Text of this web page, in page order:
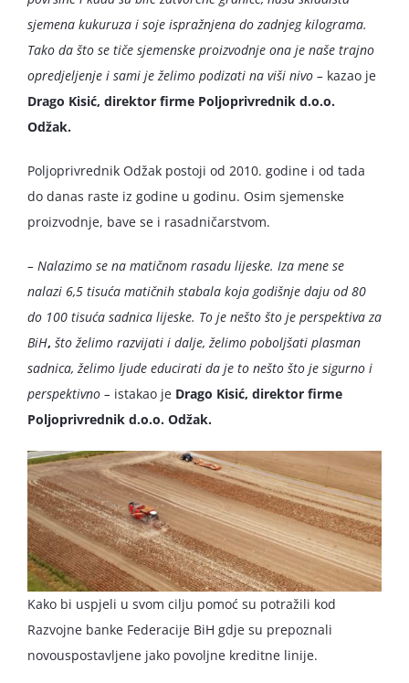
sjemena kukuruza i soje ispražnjena do zadnjeg kilograma.
Tako da što se tiče sjemenske proizvodnje ona je naše trajno
opredjeljenje i sami je želimo podizati na viši nivo – kazao je
Drago Kisić, direktor firme Poljoprivrednik d.o.o.
Odžak.
Poljoprivrednik Odžak postoji od 2010. godine i od tada
do danas raste iz godine u godinu. Osim sjemenske
proizvodnje, bave se i rasadničarstvom.
– Nalazimo se na matičnom rasadu lijeske. Iza mene se
nalazi 6,5 tisuća matičnih stabala koja godišnje daju od 80
do 100 tisuća sadnica lijeske. To je nešto što je perspektiva za
BiH, što želimo razvijati i dalje, želimo poboljšati plasman
sadnica, želimo ljude educirati da je to nešto što je sigurno i
perspektivno – istakao je Drago Kisić, direktor firme
Poljoprivrednik d.o.o. Odžak.
Kako bi uspjeli u svom cilju pomoć su potražili kod
Razvojne banke Federacije BiH gdje su prepoznali
novouspostavljene jako povoljne kreditne linije.